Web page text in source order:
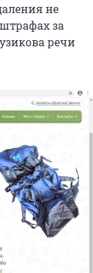
не
за
речи